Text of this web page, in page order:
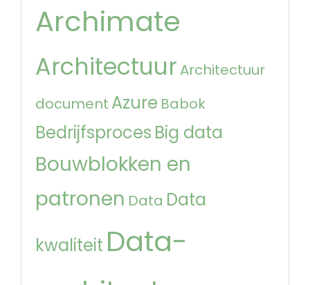
Archimate
Architectuur Architectuur
document Azure Babok
Bedrijfsproces Big data
Bouwblokken en
patronen Data Data
kwaliteit Data-